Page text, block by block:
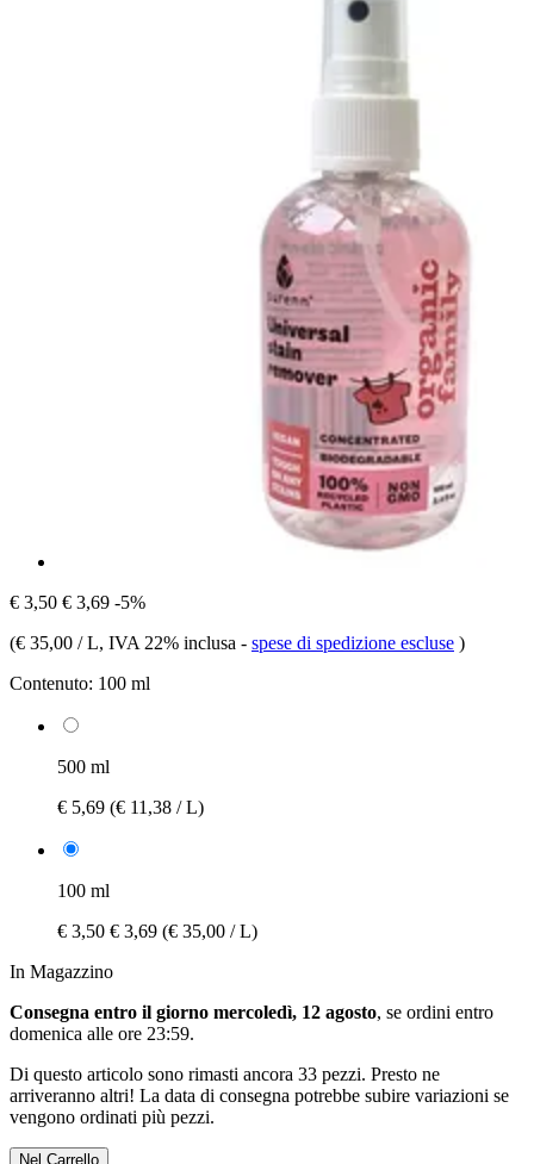
€ 3,50 € 3,69 -5%
(€ 35,00 / L, IVA 22% inclusa - spese di spedizione escluse )
Contenuto: 100 ml
500 ml
€ 5,69 (€ 11,38 / L)
100 ml
€ 3,50 € 3,69 (€ 35,00 / L)
In Magazzino
Consegna entro il giorno mercoledì, 12 agosto, se ordini entro
domenica alle ore 23:59.
Di questo articolo sono rimasti ancora 33 pezzi. Presto ne
arriveranno altri! La data di consegna potrebbe subire variazioni se
vengono ordinati più pezzi.
Nel Carrello